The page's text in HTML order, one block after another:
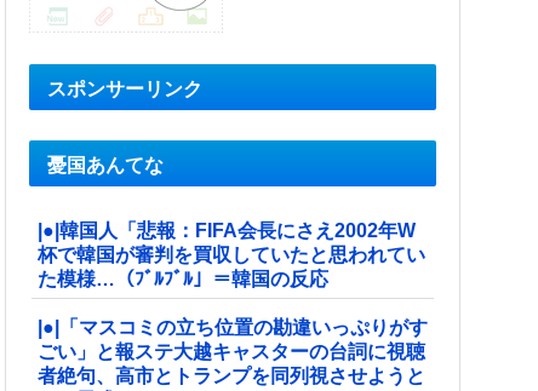
スポンサーリンク
憂国あんてな
|●|韓国人「悲報：FIFA会長にさえ2002年W
杯で韓国が審判を買収していたと思われてい
た模様…（ﾌﾞﾙﾌﾞﾙ」＝韓国の反応
|●|「マスコミの立ち位置の勘違いっぷりがす
ごい」と報ステ大越キャスターの台詞に視聴
者絶句、高市とトランプを同列視させようと